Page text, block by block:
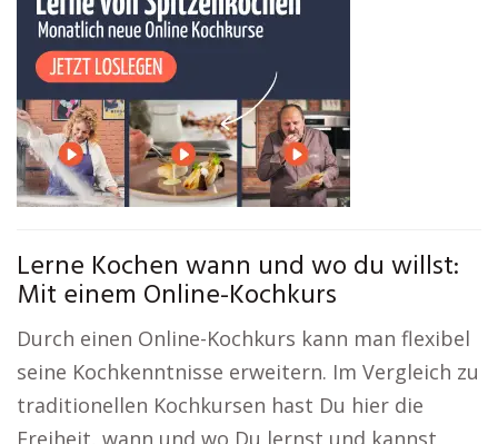
Lerne Kochen wann und wo du willst:
Mit einem Online-Kochkurs
Durch einen Online-Kochkurs kann man flexibel
seine Kochkenntnisse erweitern. Im Vergleich zu
traditionellen Kochkursen hast Du hier die
Freiheit, wann und wo Du lernst und kannst